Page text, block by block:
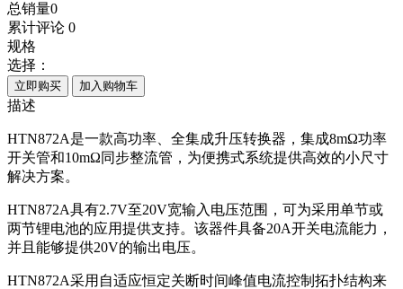
总销量0
累计评论 0
规格
选择：
立即购买 加入购物车
描述
HTN872A是一款高功率、全集成升压转换器，集成8mΩ功率
开关管和10mΩ同步整流管，为便携式系统提供高效的小尺寸
解决方案。
HTN872A具有2.7V至20V宽输入电压范围，可为采用单节或
两节锂电池的应用提供支持。该器件具备20A开关电流能力，
并且能够提供20V的输出电压。
HTN872A采用自适应恒定关断时间峰值电流控制拓扑结构来